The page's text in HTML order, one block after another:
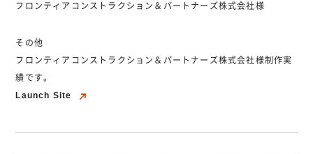
フロンティアコンストラクション＆パートナーズ株式会社様
その他
フロンティアコンストラクション＆パートナーズ株式会社様制作実
績です。
Launch Site